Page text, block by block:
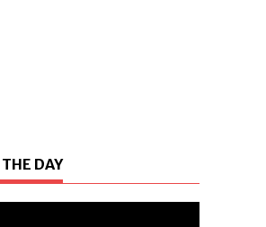
DAY